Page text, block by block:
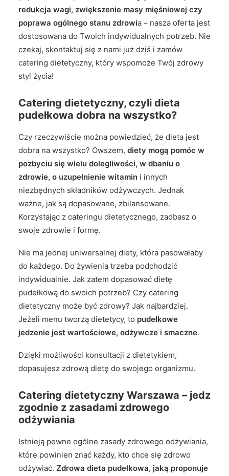
redukcja wagi, zwiększenie masy mięśniowej czy
poprawa ogólnego stanu zdrowia – nasza oferta jest
dostosowana do Twoich indywidualnych potrzeb. Nie
czekaj, skontaktuj się z nami już dziś i zamów
catering dietetyczny, który wspomoże Twój zdrowy
styl życia!
Catering dietetyczny, czyli dieta
pudełkowa dobra na wszystko?
Czy rzeczywiście można powiedzieć, że dieta jest
dobra na wszystko? Owszem, diety mogą pomóc w
pozbyciu się wielu dolegliwości, w dbaniu o
zdrowie, o uzupełnienie witamin i innych
niezbędnych składników odżywczych. Jednak
ważne, jak są dopasowane, zbilansowane.
Korzystając z cateringu dietetycznego, zadbasz o
swoje zdrowie i formę.
Nie ma jednej uniwersalnej diety, która pasowałaby
do każdego. Do żywienia trzeba podchodzić
indywidualnie. Jak zatem dopasować dietę
pudełkową do swoich potrzeb? Czy catering
dietetyczny może być zdrowy? Jak najbardziej.
Jeżeli menu tworzą dietetycy, to pudełkowe
jedzenie jest wartościowe, odżywcze i smaczne.
Dzięki możliwości konsultacji z dietetykiem,
dopasujesz zdrową dietę do swojego organizmu.
Catering dietetyczny Warszawa – jedz
zgodnie z zasadami zdrowego
odżywiania
Istnieją pewne ogólne zasady zdrowego odżywiania,
które powinien znać każdy, kto chce się zdrowo
odżywiać. Zdrowa dieta pudełkowa, jaką proponuje